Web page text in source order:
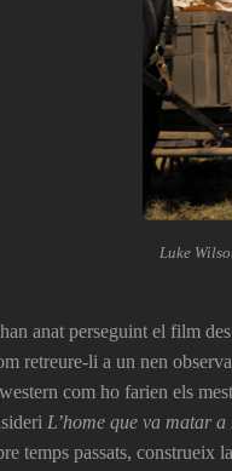
Luke
anat perseguint el film
retreure-li a un nen
com ho farien els
L’home que va matar
temps passats, construeix